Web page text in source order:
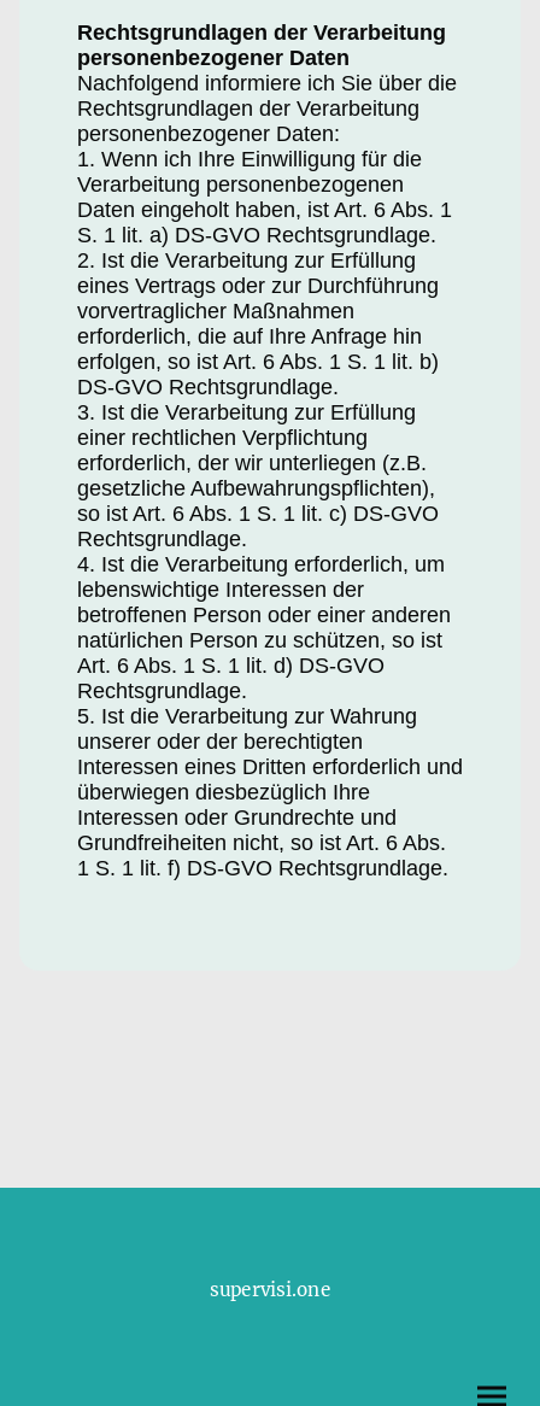
Rechtsgrundlagen der Verarbeitung
personenbezogener Daten
Nachfolgend informiere ich Sie über die
Rechtsgrundlagen der Verarbeitung
personenbezogener Daten:
1. Wenn ich Ihre Einwilligung für die
Verarbeitung personenbezogenen
Daten eingeholt haben, ist Art. 6 Abs. 1
S. 1 lit. a) DS-GVO Rechtsgrundlage.
2. Ist die Verarbeitung zur Erfüllung
eines Vertrags oder zur Durchführung
vorvertraglicher Maßnahmen
erforderlich, die auf Ihre Anfrage hin
erfolgen, so ist Art. 6 Abs. 1 S. 1 lit. b)
DS-GVO Rechtsgrundlage.
3. Ist die Verarbeitung zur Erfüllung
einer rechtlichen Verpflichtung
erforderlich, der wir unterliegen (z.B.
gesetzliche Aufbewahrungspflichten),
so ist Art. 6 Abs. 1 S. 1 lit. c) DS-GVO
Rechtsgrundlage.
4. Ist die Verarbeitung erforderlich, um
lebenswichtige Interessen der
betroffenen Person oder einer anderen
natürlichen Person zu schützen, so ist
Art. 6 Abs. 1 S. 1 lit. d) DS-GVO
Rechtsgrundlage.
5. Ist die Verarbeitung zur Wahrung
unserer oder der berechtigten
Interessen eines Dritten erforderlich und
überwiegen diesbezüglich Ihre
Interessen oder Grundrechte und
Grundfreiheiten nicht, so ist Art. 6 Abs.
1 S. 1 lit. f) DS-GVO Rechtsgrundlage.
supervisi.one